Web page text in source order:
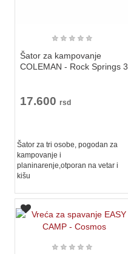
★ ★ ★ ★ ★
Šator za kampovanje
COLEMAN - Rock Springs 3
17.600 rsd
Šator za tri osobe, pogodan za
kampovanje i
planinarenje,otporan na vetar i
kišu
★ ★ ★ ★ ★